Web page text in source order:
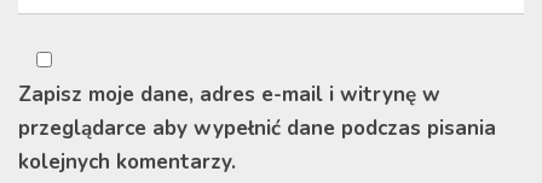
Zapisz moje dane, adres e-mail i witrynę w
przeglądarce aby wypełnić dane podczas pisania
kolejnych komentarzy.